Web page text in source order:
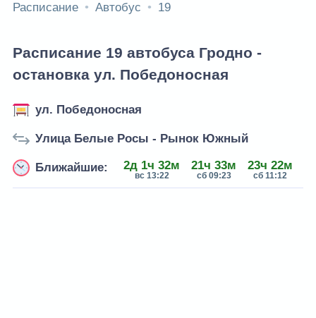
Расписание Автобус 19
Расписание 19 автобуса Гродно -
остановка ул. Победоносная
ул. Победоносная
Улица Белые Росы - Рынок Южный
Ближайшие: 2д 1ч 32м
вс 13:22
21ч 33м
сб 09:23
23ч 22м
сб 11:12